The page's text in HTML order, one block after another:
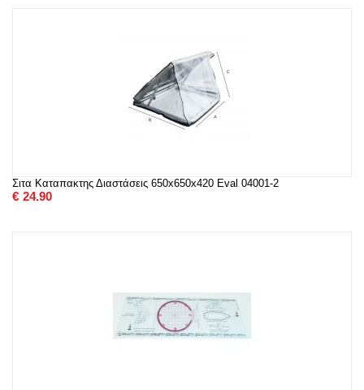
Σιτα Καταπακτης Διαστάσεις 650x650x420 Eval 04001-2
€ 24.90